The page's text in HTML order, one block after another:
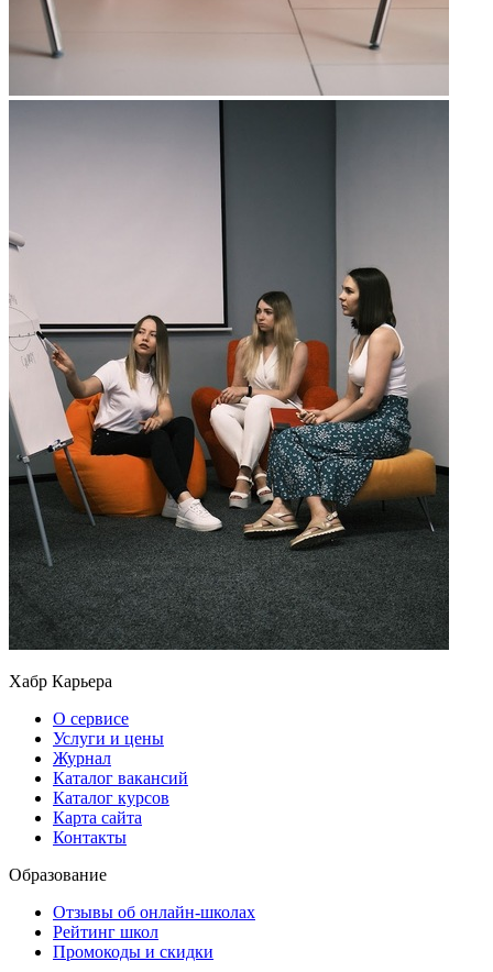
Хабр Карьера
О сервисе
Услуги и цены
Журнал
Каталог вакансий
Каталог курсов
Карта сайта
Контакты
Образование
Отзывы об онлайн-школах
Рейтинг школ
Промокоды и скидки